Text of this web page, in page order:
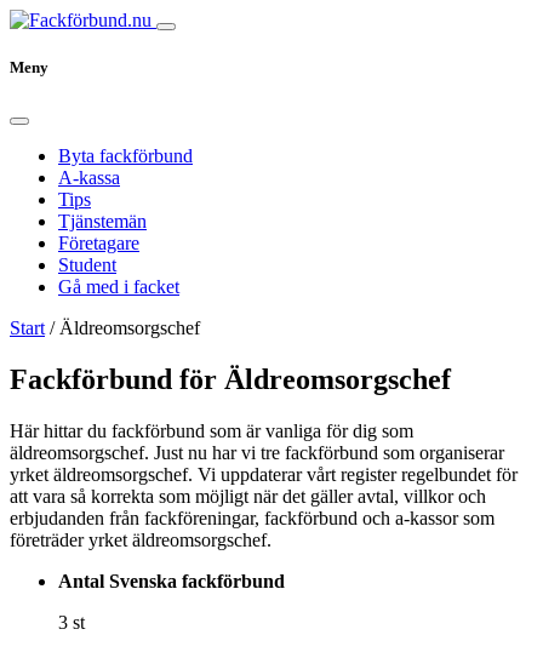
Meny
Byta fackförbund
A-kassa
Tips
Tjänstemän
Företagare
Student
Gå med i facket
Start / Äldreomsorgschef
Fackförbund för Äldreomsorgschef
Här hittar du fackförbund som är vanliga för dig som
äldreomsorgschef. Just nu har vi tre fackförbund som organiserar
yrket äldreomsorgschef. Vi uppdaterar vårt register regelbundet för
att vara så korrekta som möjligt när det gäller avtal, villkor och
erbjudanden från fackföreningar, fackförbund och a-kassor som
företräder yrket äldreomsorgschef.
Antal Svenska fackförbund
3 st